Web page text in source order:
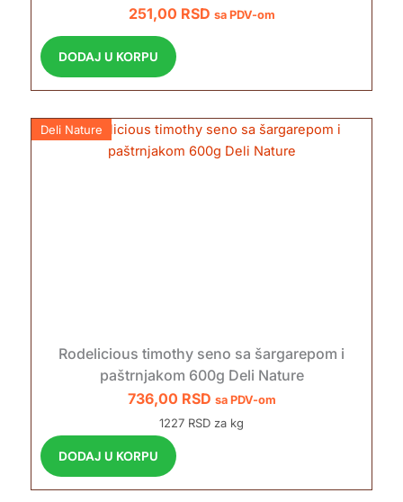
251,00 RSD sa PDV-om
DODAJ U KORPU
Deli Nature
Rodelicious timothy seno sa šargarepom i
paštrnjakom 600g Deli Nature
736,00 RSD sa PDV-om
1227 RSD za kg
DODAJ U KORPU